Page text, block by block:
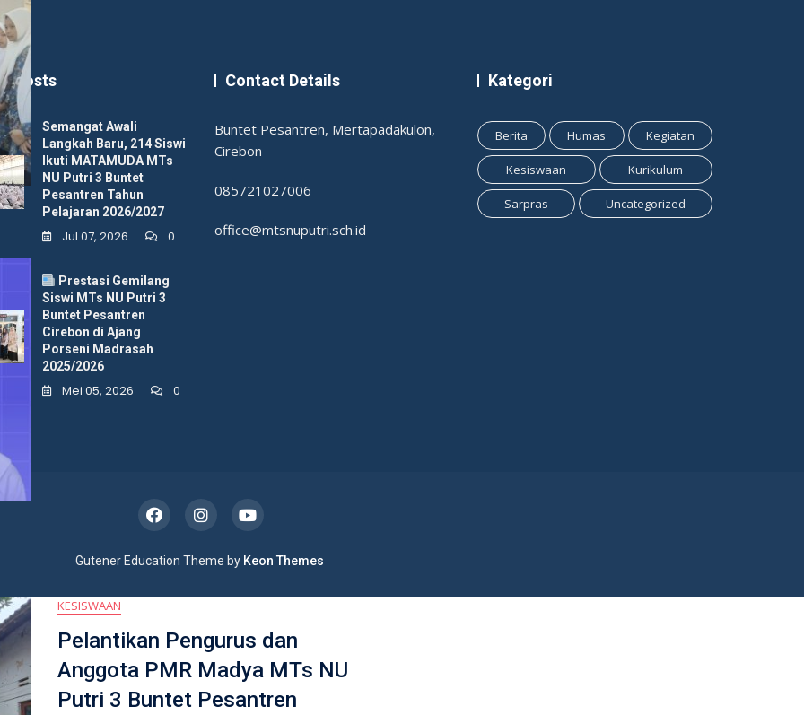
Buntet, 29 Januari 2026 – Ruang Auditorium
sebuah kegiatan
Siswi MTs NU Putri 3 Buntet
Pesantren Lolos Seleksi MAN
Insan Cendekia Bengkulu
Tengah
Buntet Pesantren.
KESISWAAN
Pelantikan Pengurus dan
Anggota PMR Madya MTs NU
Putri 3 Buntet Pesantren
Posts
Semangat Awali
Langkah Baru, 214 Siswi
Ikuti MATAMUDA MTs
NU Putri 3 Buntet
Pesantren Tahun
Pelajaran 2026/2027
Jul 07, 2026 0
Prestasi Gemilang
Siswi MTs NU Putri 3
Buntet Pesantren
Cirebon di Ajang
Porseni Madrasah
2025/2026
Mei 05, 2026 0
Contact Details
Buntet Pesantren, Mertapadakulon,
Cirebon
085721027006
office@mtsnuputri.sch.id
Kategori
Berita Humas Kegiatan
Kesiswaan Kurikulum
Sarpras Uncategorized
Gutener Education Theme by Keon Themes